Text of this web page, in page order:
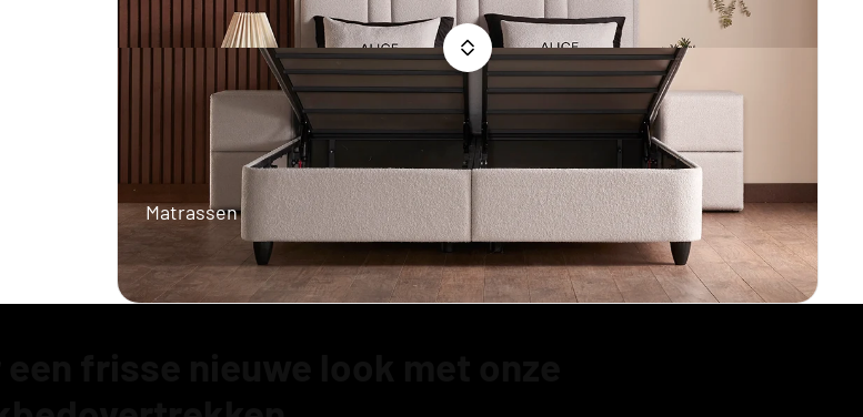
Budget Boxsprings
Premium Boxsprings
Twijfelaar Opberg
Boxspring
Matrassen